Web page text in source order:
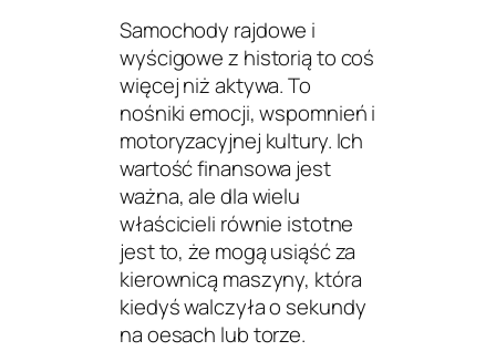
Samochody rajdowe i
wyścigowe z historią to coś
więcej niż aktywa. To
nośniki emocji, wspomnień i
motoryzacyjnej kultury. Ich
wartość finansowa jest
ważna, ale dla wielu
właścicieli równie istotne
jest to, że mogą usiąść za
kierownicą maszyny, która
kiedyś walczyła o sekundy
na oesach lub torze.